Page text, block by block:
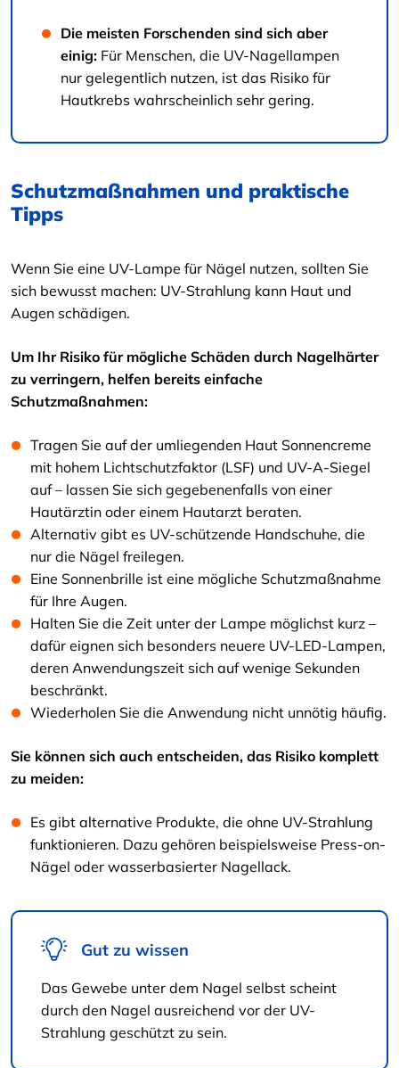
Die meisten Forschenden sind sich aber
einig: Für Menschen, die UV-Nagellampen
nur gelegentlich nutzen, ist das Risiko für
Hautkrebs wahrscheinlich sehr gering.
Schutzmaßnahmen und praktische
Tipps
Gut zu wissen
Das Gewebe unter dem Nagel selbst scheint
durch den Nagel ausreichend vor der UV-
Strahlung geschützt zu sein.
Wenn Sie eine UV-Lampe für Nägel nutzen, sollten Sie
sich bewusst machen: UV-Strahlung kann Haut und
Augen schädigen.
Um Ihr Risiko für mögliche Schäden durch Nagelhärter
zu verringern, helfen bereits einfache
Schutzmaßnahmen:
Tragen Sie auf der umliegenden Haut Sonnencreme
mit hohem Lichtschutzfaktor (LSF) und UV-A-Siegel
auf – lassen Sie sich gegebenenfalls von einer
Hautärztin oder einem Hautarzt beraten.
Alternativ gibt es UV-schützende Handschuhe, die
nur die Nägel freilegen.
Eine Sonnenbrille ist eine mögliche Schutzmaßnahme
für Ihre Augen.
Halten Sie die Zeit unter der Lampe möglichst kurz –
dafür eignen sich besonders neuere UV-LED-Lampen,
deren Anwendungszeit sich auf wenige Sekunden
beschränkt.
Wiederholen Sie die Anwendung nicht unnötig häufig.
Sie können sich auch entscheiden, das Risiko komplett
zu meiden:
Es gibt alternative Produkte, die ohne UV-Strahlung
funktionieren. Dazu gehören beispielsweise Press-on-
Nägel oder wasserbasierter Nagellack.